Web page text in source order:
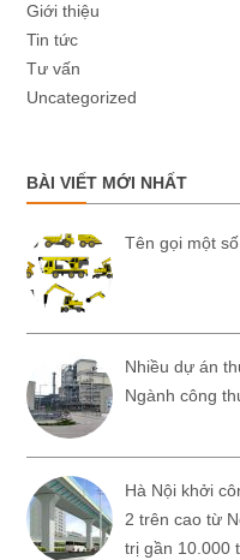
Giới thiệu
Tin tức
Tư vấn
Uncategorized
BÀI VIẾT MỚI NHẤT
Tên gọi một
Nhiều dự án
Ngành công
Hà Nội khởi
2 trên cao từ
trị gần 10.000